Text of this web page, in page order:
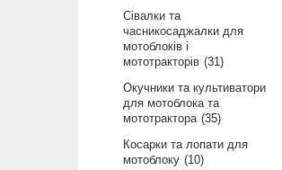
Сівалки та
часникосаджалки для
мотоблоків і
мототракторів 31
Окучники та культиватори
для мотоблока та
мототрактора 35
Косарки та лопати для
мотоблоку
10